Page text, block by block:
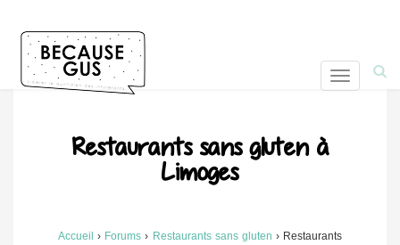
T
v
Restaurants sans gluten à
Limoges
Accueil › Forums › Restaurants sans gluten › Restaurants